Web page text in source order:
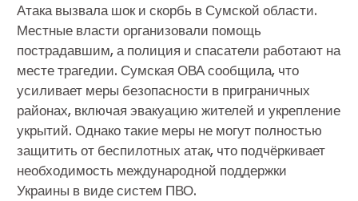
Атака вызвала шок и скорбь в Сумской области.
Местные власти организовали помощь
пострадавшим, а полиция и спасатели работают на
месте трагедии. Сумская ОВА сообщила, что
усиливает меры безопасности в приграничных
районах, включая эвакуацию жителей и укрепление
укрытий. Однако такие меры не могут полностью
защитить от беспилотных атак, что подчёркивает
необходимость международной поддержки
Украины в виде систем ПВО.